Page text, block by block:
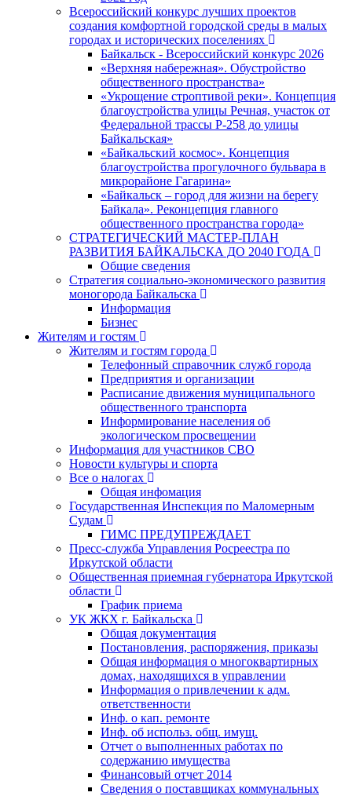
Всероссийский конкурс лучших проектов
создания комфортной городской среды в малых
городах и исторических поселениях
Байкальск - Всероссийский конкурс 2026
«Верхняя набережная». Обустройство
общественного пространства»
«Укрощение строптивой реки». Концепция
благоустройства улицы Речная, участок от
Федеральной трассы Р-258 до улицы
Байкальская»
«Байкальский космос». Концепция
благоустройства прогулочного бульвара в
микрорайоне Гагарина»
«Байкальск – город для жизни на берегу
Байкала». Реконцепция главного
общественного пространства города»
СТРАТЕГИЧЕСКИЙ МАСТЕР-ПЛАН
РАЗВИТИЯ БАЙКАЛЬСКА ДО 2040 ГОДА
Общие сведения
Стратегия социально-экономического развития
моногорода Байкальска
Информация
Бизнес
Жителям и гостям
Жителям и гостям города
Телефонный справочник служб города
Предприятия и организации
Расписание движения муниципального
общественного транспорта
Информирование населения об
экологическом просвещении
Информация для участников СВО
Новости культуры и спорта
Все о налогах
Общая инфомация
Государственная Инспекция по Маломерным
Судам
ГИМС ПРЕДУПРЕЖДАЕТ
Пресс-служба Управления Росреестра по
Иркутской области
Общественная приемная губернатора Иркутской
области
График приема
УК ЖКХ г. Байкальска
Общая документация
Постановления, распоряжения, приказы
Общая информация о многоквартирных
домах, находящихся в управлении
Информация о привлечении к адм.
ответственности
Инф. о кап. ремонте
Инф. об использ. общ. имущ.
Отчет о выполненных работах по
содержанию имущества
Финансовый отчет 2014
Сведения о поставщиках коммунальных